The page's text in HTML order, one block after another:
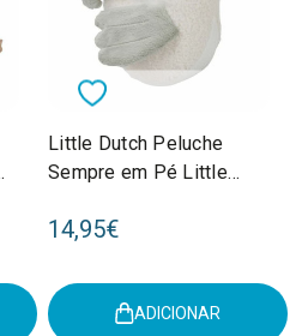
Little Dutch Peluche
Sempre em Pé Little
14,95€
ADICIONAR